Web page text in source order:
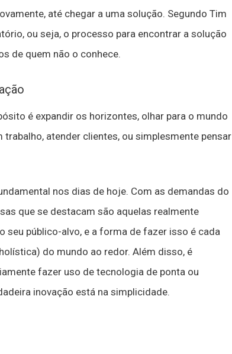
até chegar a uma solução. Segundo Tim
ou seja, o processo para encontrar a solução
de quem não o conhece.
é expandir os horizontes, olhar para o mundo
atender clientes, ou simplesmente pensar
nos dias de hoje. Com as demandas do
que se destacam são aquelas realmente
seu público-alvo, e a forma de fazer isso é cada
do mundo ao redor. Além disso, é
fazer uso de tecnologia de ponta ou
inovação está na simplicidade.